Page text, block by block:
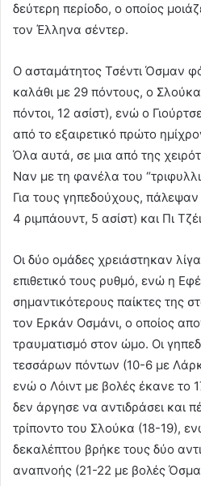
δεύτερη περίοδο, ο οποίος
τον Έλληνα σέντερ.
Ο ασταμάτητος Τσέντι Όσμαν
καλάθι με 29 πόντους, ο
πόντοι, 12 ασίστ), ενώ ο
από το εξαιρετικό πρώτο
Όλα αυτά, σε μια από της
Ναν με τη φανέλα του
Για τους γηπεδούχους, πάλεψαν
4 ριμπάουντ, 5 ασίστ) και Πι
Οι δύο ομάδες χρειάστηκαν
επιθετικό τους ρυθμό, ενώ η
σημαντικότερους παίκτες της
τον Ερκάν Οσμάνι, ο οποίος
τραυματισμό στον ώμο. Οι
τεσσάρων πόντων (10-6 με
ενώ ο Λόιντ με βολές έκανε το
δεν άργησε να αντιδράσει και
τρίποντο του Σλούκα (18-19),
δεκαλέπτου βρήκε τους δύο
αναπνοής (21-22 με βολές